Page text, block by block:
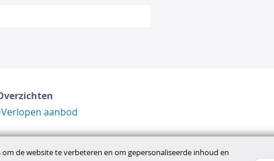
Verlopen aanbod
de website te verbeteren en om gepersonaliseerde inhoud en